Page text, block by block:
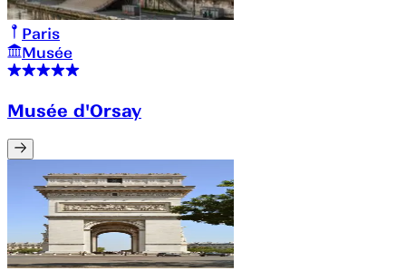
Paris
Musée
Musée d'Orsay